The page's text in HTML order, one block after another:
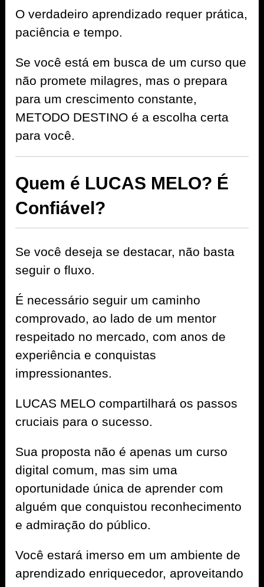
O verdadeiro aprendizado requer prática,
paciência e tempo.
Se você está em busca de um curso que
não promete milagres, mas o prepara
para um crescimento constante,
METODO DESTINO é a escolha certa
para você.
Quem é LUCAS MELO? É
Confiável?
Se você deseja se destacar, não basta
seguir o fluxo.
É necessário seguir um caminho
comprovado, ao lado de um mentor
respeitado no mercado, com anos de
experiência e conquistas
impressionantes.
LUCAS MELO compartilhará os passos
cruciais para o sucesso.
Sua proposta não é apenas um curso
digital comum, mas sim uma
oportunidade única de aprender com
alguém que conquistou reconhecimento
e admiração do público.
Você estará imerso em um ambiente de
aprendizado enriquecedor, aproveitando